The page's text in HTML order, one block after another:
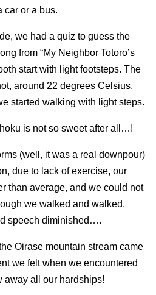
car or a bus.
we had a quiz to guess the
from “My Neighbor Totoro’s
start with light footsteps. The
around 22 degrees Celsius,
started walking with light steps.
is not so sweet after all…!
(well, it was a real downpour)
due to lack of exercise, our
than average, and we could not
we walked and walked.
speech diminished….
Oirase mountain stream came
we felt when we encountered
away all our hardships!